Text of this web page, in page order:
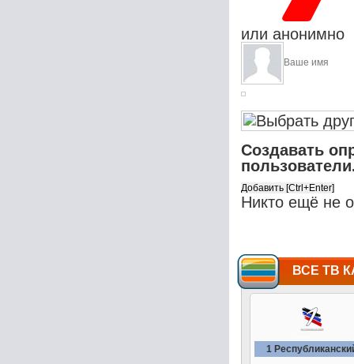
или анонимно
Создавать
Никто ещё не
ВСЕ ТВ
1